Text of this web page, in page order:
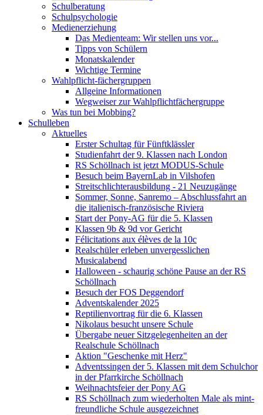
Schulberatung
Schulpsychologie
Medienerziehung
Das Medienteam: Wir stellen uns vor...
Tipps von Schülern
Monatskalender
Wichtige Termine
Wahlpflicht-fächergruppen
Allgeine Informationen
Wegweiser zur Wahlpflichtfächergruppe
Was tun bei Mobbing?
Schulleben
Aktuelles
Erster Schultag für Fünftklässler
Studienfahrt der 9. Klassen nach London
RS Schöllnach ist jetzt MODUS-Schule
Besuch beim BayernLab in Vilshofen
Streitschlichterausbildung - 21 Neuzugänge
Sommer, Sonne, Sanremo – Abschlussfahrt an
die italienisch-französische Riviera
Start der Pony-AG für die 5. Klassen
Klassen 9b & 9d vor Gericht
Félicitations aux élèves de la 10c
Realschüler erleben unvergesslichen
Musicalabend
Halloween - schaurig schöne Pause an der RS
Schöllnach
Besuch der FOS Deggendorf
Adventskalender 2025
Reptilienvortrag für die 6. Klassen
Nikolaus besucht unsere Schule
Übergabe neuer Sitzgelegenheiten an der
Realschule Schöllnach
Aktion "Geschenke mit Herz"
Adventssingen der 5. Klassen mit dem Schulchor
in der Pfarrkirche Schöllnach
Weihnachtsfeier der Pony AG
RS Schöllnach zum wiederholten Male als mint-
freundliche Schule ausgezeichnet